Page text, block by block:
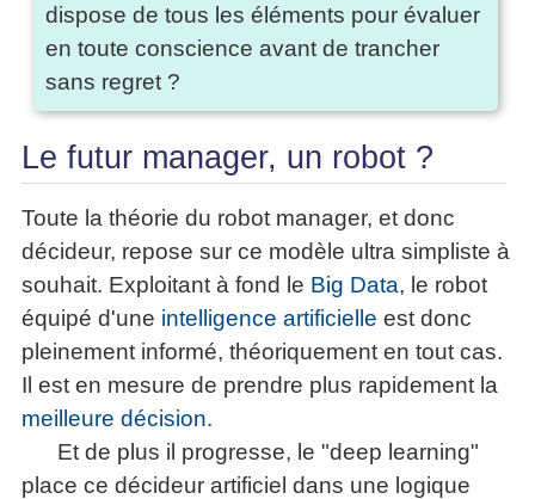
dispose de tous les éléments pour évaluer
en toute conscience avant de trancher
sans regret ?
Le futur manager, un robot ?
Toute la théorie du robot manager, et donc
décideur, repose sur ce modèle ultra simpliste à
souhait. Exploitant à fond le Big Data, le robot
équipé d'une intelligence artificielle est donc
pleinement informé, théoriquement en tout cas.
Il est en mesure de prendre plus rapidement la
meilleure décision.
Et de plus il progresse, le "deep learning"
place ce décideur artificiel dans une logique